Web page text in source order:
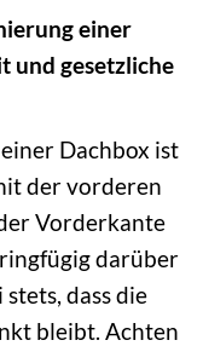
einer
und gesetzliche
Dachbox ist
der vorderen
Vorderkante
darüber
dass die
bleibt. Achten